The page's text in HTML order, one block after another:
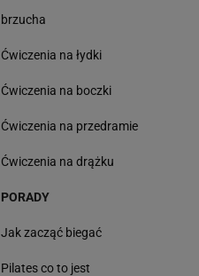
brzucha
Ćwiczenia na łydki
Ćwiczenia na boczki
Ćwiczenia na przedramie
Ćwiczenia na drążku
PORADY
Jak zacząć biegać
Pilates co to jest